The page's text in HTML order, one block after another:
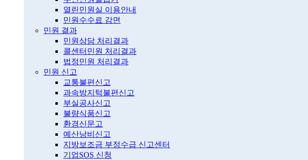
열린민원실 이용안내
민원수수료 감면
민원 결과
민원상담 처리결과
콜센터민원 처리결과
법정민원 처리결과
민원 신고
교통불편신고
과속방지턱불편신고
부실공사신고
불량식품신고
환경신문고
예산낭비신고
지방보조금 부정수급 신고센터
기업SOS 신청